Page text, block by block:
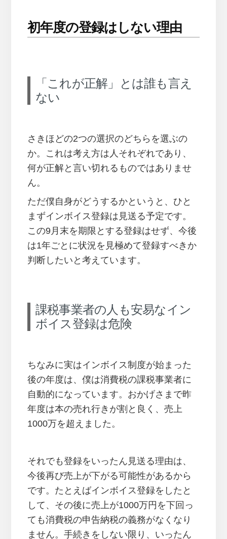
初年度の登録はしない理由
「これが正解」とは誰も言え
ない
さきほどの2つの選択のどちらを選ぶの
か。これは考え方は人それぞれであり、
何が正解と言い切れるものではありませ
ん。
ただ僕自身がどうするかというと、ひと
まずインボイス登録は見送る予定です。
この9月末を期限とする登録はせず、今後
は1年ごとに状況を見極めて登録すべきか
判断したいと考えています。
課税事業者の人も安易なイン
ボイス登録は危険
ちなみに実はインボイス制度が始まった
後の年度は、僕は消費税の課税事業者に
自動的になっています。おかげさまで昨
年度は本の売れ行きが割と良く、売上
1000万を超えました。
それでも登録をいったん見送る理由は、
今後再び売上が下がる可能性があるから
です。たとえばインボイス登録をしたと
して、その後に売上が1000万円を下回っ
ても消費税の申告納税の義務がなくなり
ません。手続きをしない限り、いったん